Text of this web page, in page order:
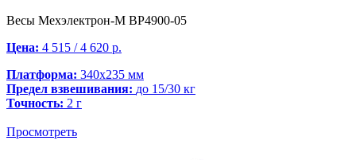
Весы Мехэлектрон-М ВР4900-05
Цена: 4 515 / 4 620 р.
Платформа: 340х235 мм
Предел взвешивания: до 15/30 кг
Точность: 2 г
Просмотреть